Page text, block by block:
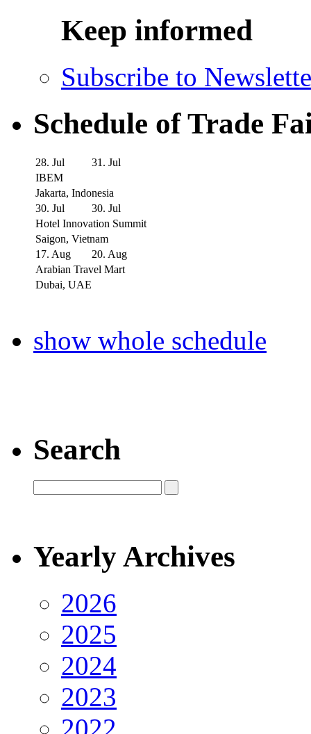
Keep informed
Subscribe to
Schedule of Trade
28. Jul
31. Jul
IBEM
Jakarta, Indonesia
30. Jul
30. Jul
Hotel Innovation Summit
Saigon, Vietnam
17. Aug
20. Aug
Arabian Travel Mart
Dubai, UAE
show whole schedule
Search
Yearly Archives
2026
2025
2024
2023